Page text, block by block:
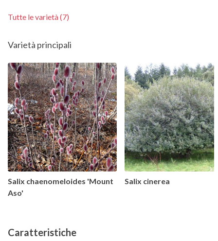
Tutte le varietà (7)
Varietà principali
Salix chaenomeloides 'Mount
Aso'
Salix cinerea
Caratteristiche